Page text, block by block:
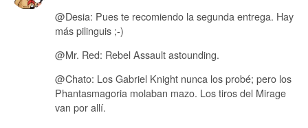
@Desia: Pues te recomiendo la segunda entrega. Hay
más pilinguis ;-)
@Mr. Red: Rebel Assault astounding.
@Chato: Los Gabriel Knight nunca los probé; pero los
Phantasmagoria molaban mazo. Los tiros del Mirage
van por allí.